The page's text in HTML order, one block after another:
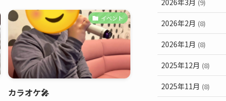
イベント
カラオケ🎤
(9)
2026年2月 (8)
2026年1月 (8)
2025年12月 (8)
2025年11月 (8)